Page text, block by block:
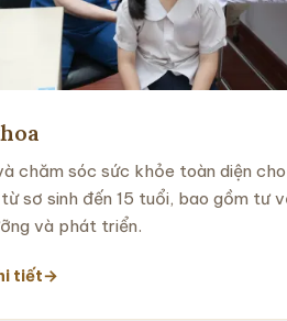
chăm sóc sức khỏe toàn diện cho
sơ sinh đến 15 tuổi, bao gồm tư
và phát triển.
tiết